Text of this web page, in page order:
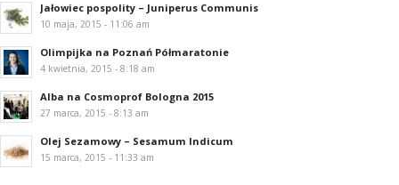
Jałowiec pospolity – Juniperus Communis
10 maja, 2015 - 11:06 am
Olimpijka na Poznań Półmaratonie
4 kwietnia, 2015 - 8:18 am
Alba na Cosmoprof Bologna 2015
27 marca, 2015 - 8:13 am
Olej Sezamowy – Sesamum Indicum
15 marca, 2015 - 11:33 am